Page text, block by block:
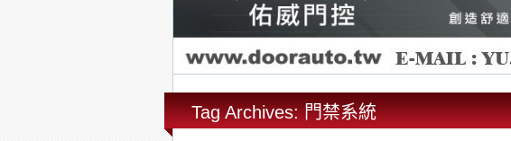
Tag Archives: 門禁系統